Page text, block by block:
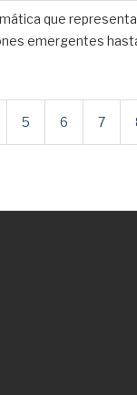
que
emergentes
5 6 7